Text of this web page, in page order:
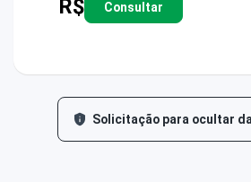
R$ Consultar
Solicitação para ocultar